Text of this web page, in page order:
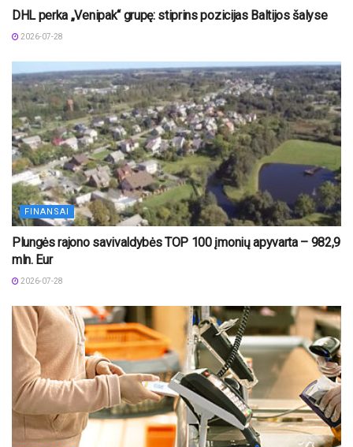
DHL perka „Venipak“ grupę: stiprins pozicijas Baltijos šalyse
2026-07-28
FINANSAI
Plungės rajono savivaldybės TOP 100 įmonių apyvarta – 982,9
mln. Eur
2026-07-28